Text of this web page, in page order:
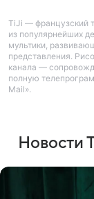
TiJi — французский
из популярнейших
мультики,
представления.
канала —
полную
Mail».
Новости